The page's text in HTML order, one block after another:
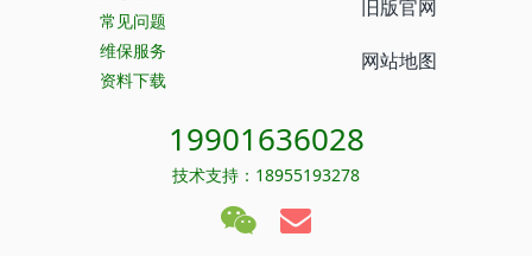
常见问题
维保服务
资料下载
旧版官网
网站地图
19901636028
技术支持：18955193278